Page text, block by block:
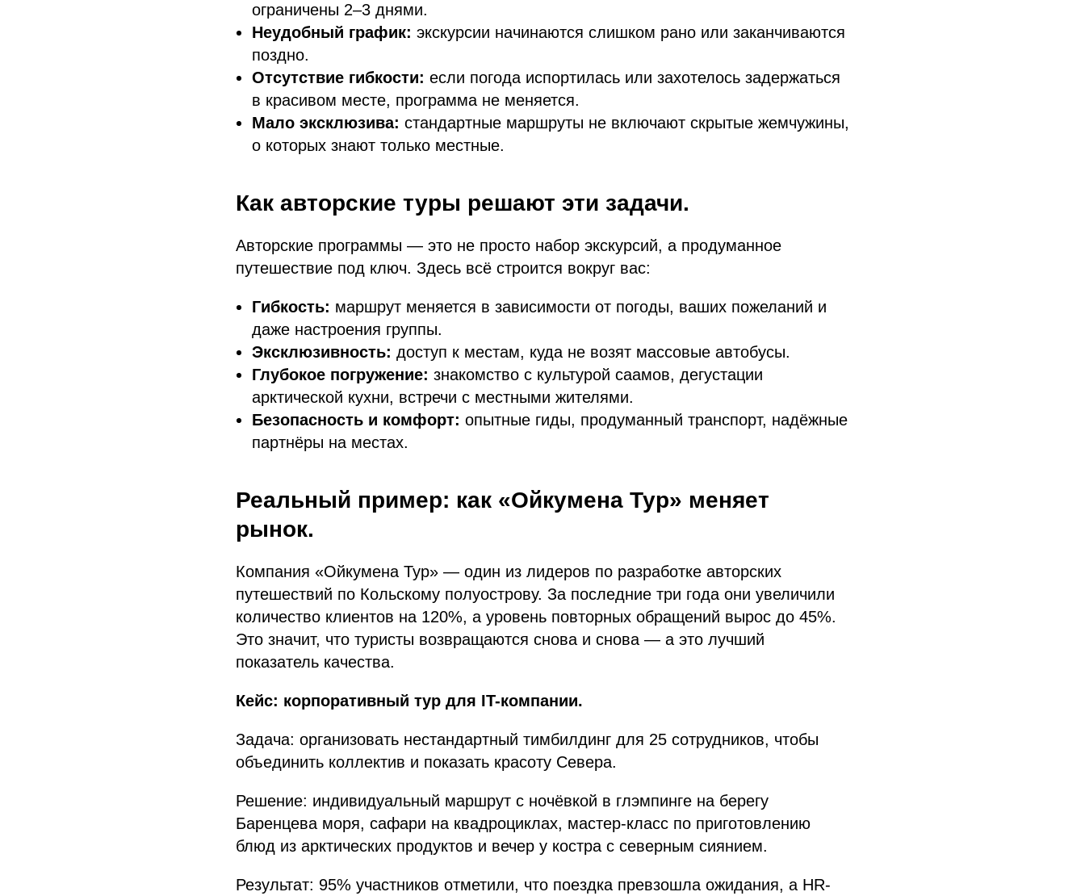
ограничены 2–3 днями.
Неудобный график: экскурсии начинаются слишком рано или заканчиваются
поздно.
Отсутствие гибкости: если погода испортилась или захотелось задержаться
в красивом месте, программа не меняется.
Мало эксклюзива: стандартные маршруты не включают скрытые жемчужины,
о которых знают только местные.
Как авторские туры решают эти задачи.
Авторские программы — это не просто набор экскурсий, а продуманное
путешествие под ключ. Здесь всё строится вокруг вас:
Гибкость: маршрут меняется в зависимости от погоды, ваших пожеланий и
даже настроения группы.
Эксклюзивность: доступ к местам, куда не возят массовые автобусы.
Глубокое погружение: знакомство с культурой саамов, дегустации
арктической кухни, встречи с местными жителями.
Безопасность и комфорт: опытные гиды, продуманный транспорт, надёжные
партнёры на местах.
Реальный пример: как «Ойкумена Тур» меняет
рынок.
Компания «Ойкумена Тур» — один из лидеров по разработке авторских
путешествий по Кольскому полуострову. За последние три года они увеличили
количество клиентов на 120%, а уровень повторных обращений вырос до 45%.
Это значит, что туристы возвращаются снова и снова — а это лучший
показатель качества.
Кейс: корпоративный тур для IT-компании.
Задача: организовать нестандартный тимбилдинг для 25 сотрудников, чтобы
объединить коллектив и показать красоту Севера.
Решение: индивидуальный маршрут с ночёвкой в глэмпинге на берегу
Баренцева моря, сафари на квадроциклах, мастер-класс по приготовлению
блюд из арктических продуктов и вечер у костра с северным сиянием.
Результат: 95% участников отметили, что поездка превзошла ожидания, а HR-